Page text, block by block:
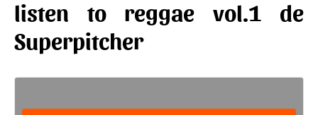
listen to reggae vol.1 de
Superpitcher